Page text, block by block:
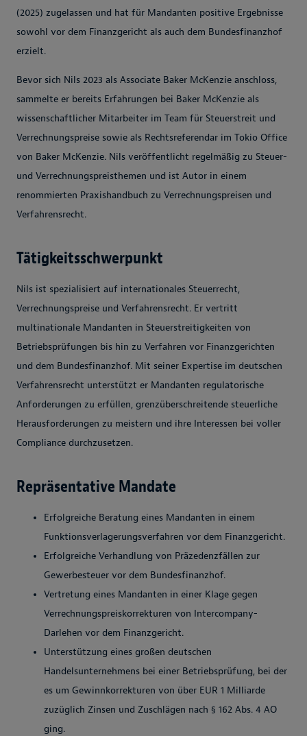
(2025) zugelassen und hat für Mandanten positive Ergebnisse
sowohl vor dem Finanzgericht als auch dem Bundesfinanzhof
erzielt.
Bevor sich Nils 2023 als Associate Baker McKenzie anschloss,
sammelte er bereits Erfahrungen bei Baker McKenzie als
wissenschaftlicher Mitarbeiter im Team für Steuerstreit und
Verrechnungspreise sowie als Rechtsreferendar im Tokio Office
von Baker McKenzie. Nils veröffentlicht regelmäßig zu Steuer-
und Verrechnungspreisthemen und ist Autor in einem
renommierten Praxishandbuch zu Verrechnungspreisen und
Verfahrensrecht.
Tätigkeitsschwerpunkt
Nils ist spezialisiert auf internationales Steuerrecht,
Verrechnungspreise und Verfahrensrecht. Er vertritt
multinationale Mandanten in Steuerstreitigkeiten von
Betriebsprüfungen bis hin zu Verfahren vor Finanzgerichten
und dem Bundesfinanzhof. Mit seiner Expertise im deutschen
Verfahrensrecht unterstützt er Mandanten regulatorische
Anforderungen zu erfüllen, grenzüberschreitende steuerliche
Herausforderungen zu meistern und ihre Interessen bei voller
Compliance durchzusetzen.
Repräsentative Mandate
Erfolgreiche Beratung eines Mandanten in einem
Funktionsverlagerungsverfahren vor dem Finanzgericht.
Erfolgreiche Verhandlung von Präzedenzfällen zur
Gewerbesteuer vor dem Bundesfinanzhof.
Vertretung eines Mandanten in einer Klage gegen
Verrechnungspreiskorrekturen von Intercompany-
Darlehen vor dem Finanzgericht.
Unterstützung eines großen deutschen
Handelsunternehmens bei einer Betriebsprüfung, bei der
es um Gewinnkorrekturen von über EUR 1 Milliarde
zuzüglich Zinsen und Zuschlägen nach § 162 Abs. 4 AO
ging.